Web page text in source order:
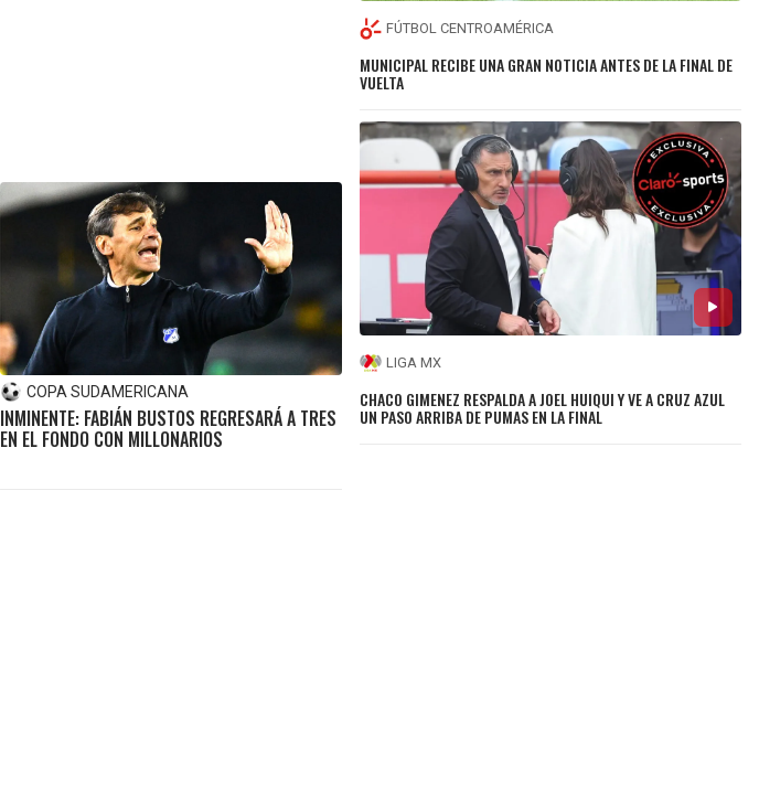
COPA SUDAMERICANA
INMINENTE: FABIÁN BUSTOS REGRESARÁ A TRES
EN EL FONDO CON MILLONARIOS
FÚTBOL CENTROAMÉRICA
MUNICIPAL RECIBE UNA GRAN NOTICIA ANTES DE LA FINAL DE
VUELTA
LIGA MX
CHACO GIMENEZ RESPALDA A JOEL HUIQUI Y VE A CRUZ AZUL
UN PASO ARRIBA DE PUMAS EN LA FINAL